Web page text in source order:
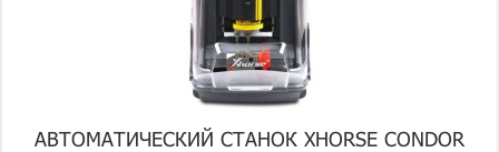
АВТОМАТИЧЕСКИЙ СТАНОК XHORSE CONDOR